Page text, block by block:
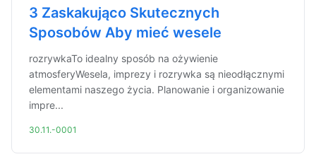
3 Zaskakująco Skutecznych
Sposobów Aby mieć wesele
rozrywkaTo idealny sposób na ożywienie
atmosferyWesela, imprezy i rozrywka są nieodłącznymi
elementami naszego życia. Planowanie i organizowanie
impre...
30.11.-0001